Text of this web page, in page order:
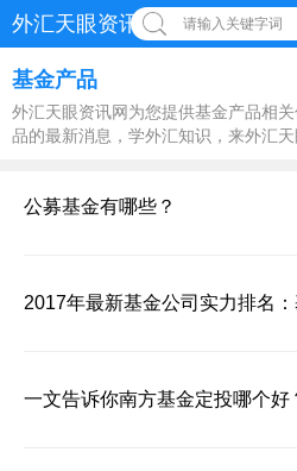
外汇天眼资讯网 请输入关键字词
基金产品
外汇天眼资讯网为您提供基金产品相
品的最新消息，学外汇知识，来外汇天
公募基金有哪些？
2017年最新基金公司实力排名
一文告诉你南方基金定投哪个好